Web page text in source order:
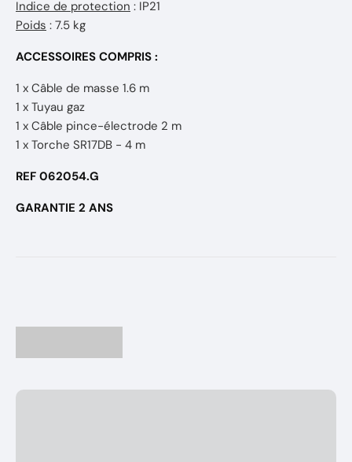
Indice de protection : IP21
Poids : 7.5 kg
ACCESSOIRES COMPRIS :
1 x Câble de masse 1.6 m
1 x Tuyau gaz
1 x Câble pince-électrode 2 m
1 x Torche SR17DB - 4 m
REF 062054.G
GARANTIE 2 ANS